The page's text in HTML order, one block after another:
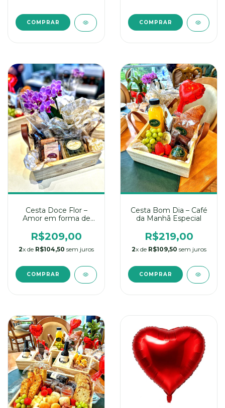
Cesta Doce Flor –
Amor em forma de
R$209,00
2x de R$104,50 sem juros
Cesta Bom Dia – Café
da Manhã Especial
R$219,00
2x de R$109,50 sem juros